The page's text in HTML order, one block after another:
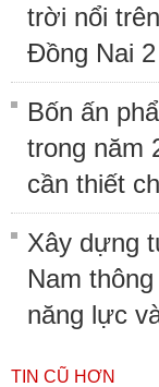
trời nổi
Đồng Nai 2
Bốn ấn
trong năm
cần thiết
Xây dựng
Nam
năng lực
TIN CŨ HƠN